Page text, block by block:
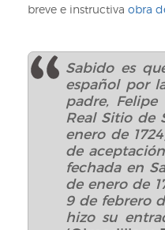
breve e instructiva obra
Sabido es
español por
padre,
Real Sitio de
enero de
de
fechada en
de enero de
9 de febrero
hizo su